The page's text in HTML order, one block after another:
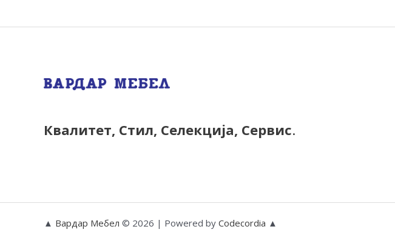
Квалитет, Стил, Селекција, Сервис.
▲ Вардар Мебел © 2026 | Powered by Codecordia ▲